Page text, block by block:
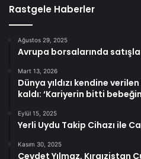
Rastgele Haberler
Ağustos 29, 2025
Avrupa borsalarında
Mart 13, 2026
Dünya yıldızı kendine
kaldı: ‘Kariyerin bitti
Eylül 15, 2025
Yerli Uydu Takip Cihazı ile
Kasım 30, 2025
Cevdet Yılmaz, Kırgızistan